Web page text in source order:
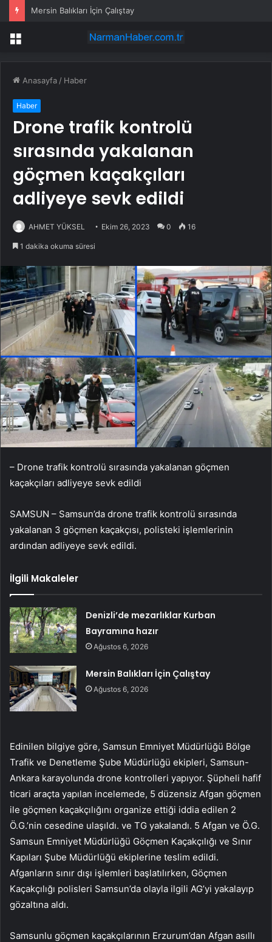
Mersin Balıkları İçin Çalıştay
Menü
Anasayfa / Haber
Haber
Drone trafik kontrolü
sırasında yakalanan
göçmen kaçakçıları
adliyeye sevk edildi
AHMET YÜKSEL Ekim 26, 2023 0 16
1 dakika okuma süresi
– Drone trafik kontrolü sırasında yakalanan göçmen
kaçakçıları adliyeye sevk edildi
SAMSUN – Samsun’da drone trafik kontrolü sırasında
yakalanan 3 göçmen kaçakçısı, polisteki işlemlerinin
ardından adliyeye sevk edildi.
İlgili Makaleler
Denizli’de mezarlıklar Kurban
Bayramına hazır
Ağustos 6, 2026
Mersin Balıkları İçin Çalıştay
Ağustos 6, 2026
Edinilen bilgiye göre, Samsun Emniyet Müdürlüğü Bölge
Trafik ve Denetleme Şube Müdürlüğü ekipleri, Samsun-
Ankara karayolunda drone kontrolleri yapıyor. Şüpheli hafif
ticari araçta yapılan incelemede, 5 düzensiz Afgan göçmen
ile göçmen kaçakçılığını organize ettiği iddia edilen 2
Ö.G.’nin cesedine ulaşıldı. ve TG yakalandı. 5 Afgan ve Ö.G.
Samsun Emniyet Müdürlüğü Göçmen Kaçakçılığı ve Sınır
Kapıları Şube Müdürlüğü ekiplerine teslim edildi.
Afganların sınır dışı işlemleri başlatılırken, Göçmen
Kaçakçılığı polisleri Samsun’da olayla ilgili AG’yi yakalayıp
gözaltına aldı.
Samsunlu göçmen kaçakçılarının Erzurum’dan Afgan asıllı